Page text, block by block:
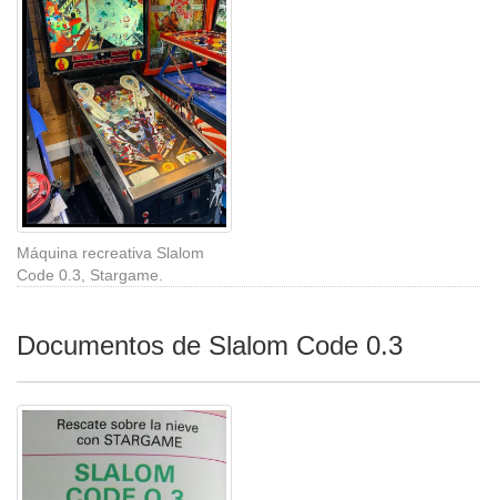
Máquina recreativa Slalom
Code 0.3, Stargame.
Documentos de Slalom Code 0.3